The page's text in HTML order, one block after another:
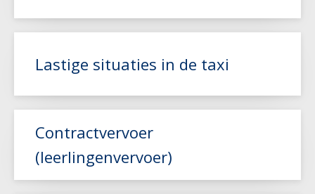
Lees meer
Lees meer
Lastige situaties in de taxi
Lees meer
Contractvervoer
(leerlingenvervoer)